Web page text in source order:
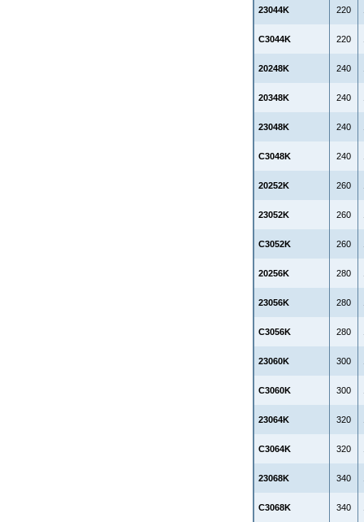
23044K 220
C3044K 220
20248K 240
20348K 240
23048K 240
C3048K 240
20252K 260
23052K 260
C3052K 260
20256K 280
23056K 280
C3056K 280
23060K 300
C3060K 300
23064K 320
C3064K 320
23068K 340
C3068K 340